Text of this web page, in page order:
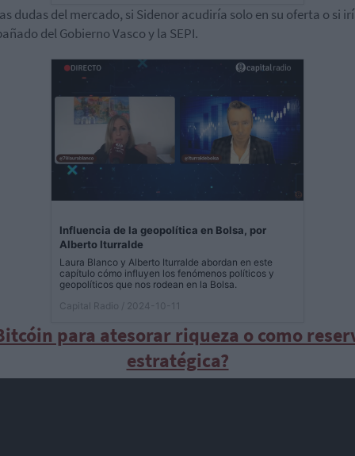
dudas del mercado, si Sidenor acudiría solo en su oferta o si
del Gobierno Vasco y la SEPI.
Influencia de la geopolítica en Bolsa, por
Alberto Iturralde
Laura Blanco y Alberto Iturralde abordan en este
capítulo cómo influyen los fenómenos políticos y
geopolíticos que nos rodean en la Bolsa.
Capital Radio
/ 2024-10-11
para atesorar riqueza o como
estratégica?